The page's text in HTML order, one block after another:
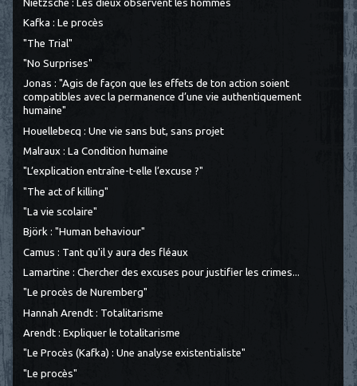
Nietzsche : Les dieux observent les hommes
Kafka : Le procès
"The Trial"
"No Surprises"
Jonas : "Agis de façon que les effets de ton action soient
compatibles avec la permanence d’une vie authentiquement
humaine"
Houellebecq : Une vie sans but, sans projet
Malraux : La Condition humaine
"L’explication entraîne-t-elle l’excuse ?"
"The act of killing"
"La vie scolaire"
Björk : "Human behaviour"
Camus : Tant qu'il y aura des fléaux
Lamartine : Chercher des excuses pour justifier les crimes...
"Le procès de Nuremberg"
Hannah Arendt : Totalitarisme
Arendt : Expliquer le totalitarisme
"Le Procès (Kafka) : Une analyse existentialiste"
"Le procès"